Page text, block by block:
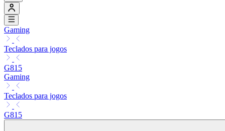
Gaming
Teclados para jogos
G815
Gaming
Teclados para jogos
G815